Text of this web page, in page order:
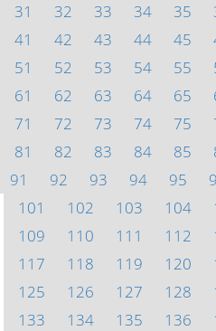
31
32 33 34 35
41
42 43 44 45
51
52 53 54 55
61
62 63 64 65
71
72 73 74 75
81
82 83 84 85
91
92 93 94 95
101
102 103 104
109
110 111 112
117
118 119 120
125
126 127 128
133
134 135 136